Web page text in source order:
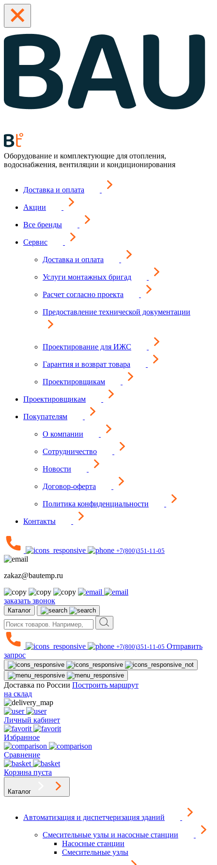
Оборудование и комплектующие для отопления,
водоснабжения, вентиляции и кондиционирования
Доставка и оплата
Акции
Все бренды
Сервис
Доставка и оплата
Услуги монтажных бригад
Расчет согласно проекта
Предоставление технической документации
Проектирование для ИЖС
Гарантия и возврат товара
Проектировщикам
Проектировщикам
Покупателям
О компании
Сотрудничество
Новости
Договор-оферта
Политика конфиденциальности
Контакты
+7(800)351-11-05
zakaz@bautemp.ru
заказать звонок
Каталог
+7(800)351-11-05 Отправить
запрос
Доставка по России Построить маршрут
на склад
Личный кабинет
Избранное
Сравнение
Корзина пуста
Каталог
Автоматизация и диспетчеризация зданий
Смесительные узлы и насосные станции
Насосные станции
Смесительные узлы